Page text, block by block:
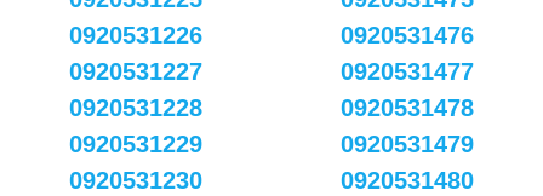
0920531226
0920531227
0920531228
0920531229
0920531230
0920531476
0920531477
0920531478
0920531479
0920531480